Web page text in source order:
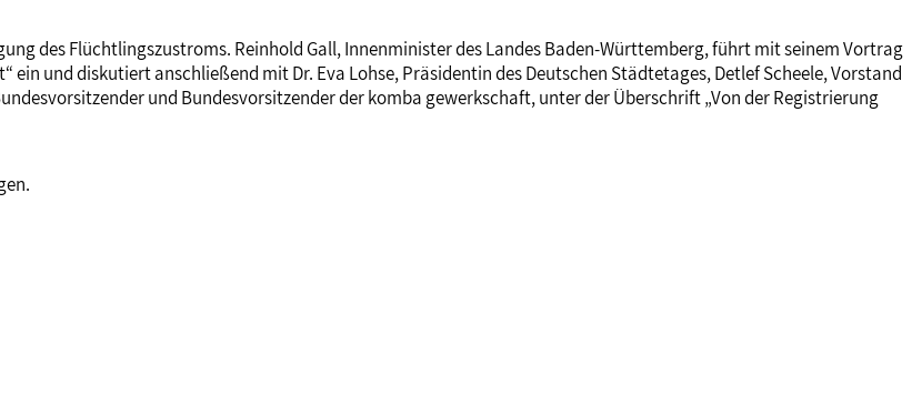
des Flüchtlingszustroms. Reinhold Gall, Innenminister des Landes Baden-Württemberg, führt mit seinem Vortrag
und diskutiert anschließend mit Dr. Eva Lohse, Präsidentin des Deutschen Städtetages, Detlef Scheele, Vorstand
und Bundesvorsitzender der komba gewerkschaft, unter der Überschrift „Von der Registrierung